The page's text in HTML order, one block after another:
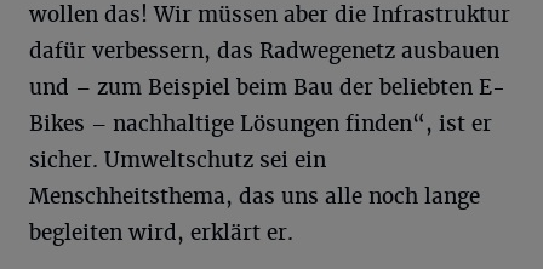
wollen das! Wir müssen aber die Infrastruktur
dafür verbessern, das Radwegenetz ausbauen
und – zum Beispiel beim Bau der beliebten E-
Bikes – nachhaltige Lösungen finden“, ist er
sicher. Umweltschutz sei ein
Menschheitsthema, das uns alle noch lange
begleiten wird, erklärt er.